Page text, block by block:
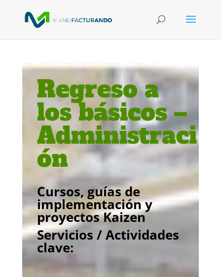
Regreso a
los básicos –
Administraci
ón
Cursos, guías de
implementación y
proyectosKaizen
Servicios / Actividades
clave: